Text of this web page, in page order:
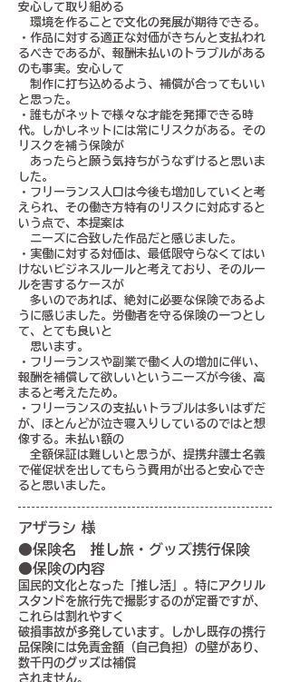
安心して取り組める
環境を作ることで文化の発展が期待できる。
・作品に対する適正な対価がきちんと支払われ
るべきであるが、報酬未払いのトラブルがある
のも事実。安心して
制作に打ち込めるよう、補償が合ってもいい
と思った。
・誰もがネットで様々な才能を発揮できる時
代。しかしネットには常にリスクがある。その
リスクを補う保険が
あったらと願う気持ちがうなずけると思いま
した。
・フリーランス人口は今後も増加していくと考
えられ、その働き方特有のリスクに対応すると
いう点で、本提案は
ニーズに合致した作品だと感じました。
・実働に対する対価は、最低限守らなくてはい
けないビジネスルールと考えており、そのルー
ルを害するケースが
多いのであれば、絶対に必要な保険であるよ
うに感じました。労働者を守る保険の一つとし
て、とても良いと
思います。
・フリーランスや副業で働く人の増加に伴い、
報酬を補償して欲しいというニーズが今後、高
まると考えたため。
・フリーランスの支払いトラブルは多いはずだ
が、ほとんどが泣き寝入りしているのではと想
像する。未払い額の
全額保証は難しいと思うが、提携弁護士名義
で催促状を出してもらう費用が出ると安心でき
ると思いました。
アザラシ 様
●保険名 推し旅・グッズ携行保険
●保険の内容
国民的文化となった「推し活」。特にアクリル
スタンドを旅行先で撮影するのが定番ですが、
これらは割れやすく
破損事故が多発しています。しかし既存の携行
品保険には免責金額（自己負担）の壁があり、
数千円のグッズは補償
されません。